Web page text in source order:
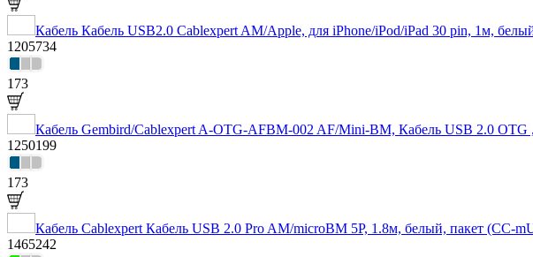
Кабель Кабель USB2.0 Cablexpert AM/Apple, для iPhone/iPod/iPad 30 pin, 1м,
1205734
173
Кабель Gembird/Cablexpert A-OTG-AFBM-002 AF/Mini-BM, Кабель USB 2.0 OTG
1250199
173
Кабель Cablexpert Кабель USB 2.0 Pro AM/microBM 5P, 1.8м, белый, пакет (CC-
1465242